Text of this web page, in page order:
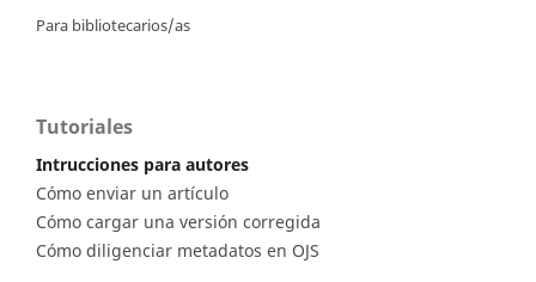
Para bibliotecarios/as
Tutoriales
Intrucciones para autores
Cómo enviar un artículo
Cómo cargar una versión corregida
Cómo diligenciar metadatos en OJS